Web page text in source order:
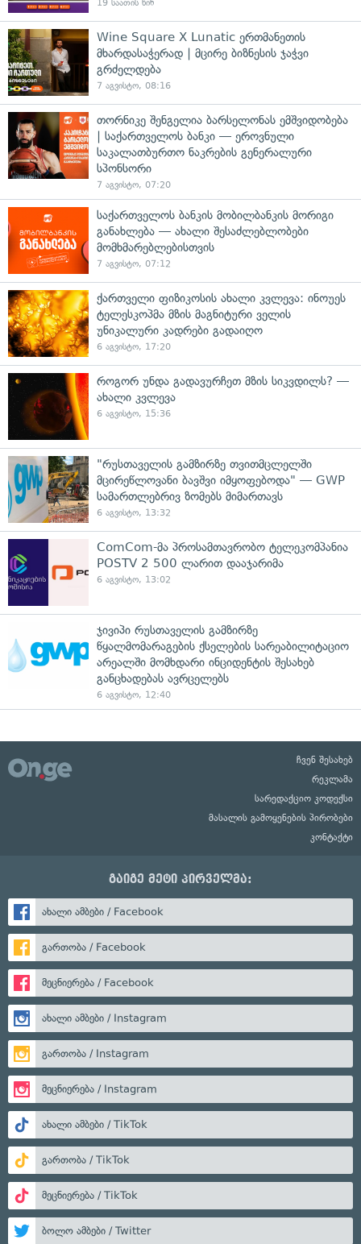
19 საათის წინ
Wine Square X Lunatic ერთმანეთის
მხარდასაჭერად | მცირე ბიზნესის ჯაჭვი
გრძელდება
7 აგვისტო, 08:16
თორნიკე შენგელია ბარსელონას ემშვიდობება
| საქართველოს ბანკი — ეროვნული
საკალათბურთო ნაკრების გენერალური
სპონსორი
7 აგვისტო, 07:20
საქართველოს ბანკის მობილბანკის მორიგი
განახლება — ახალი შესაძლებლობები
მომხმარებლებისთვის
7 აგვისტო, 07:12
ქართველი ფიზიკოსის ახალი კვლევა: ინოუეს
ტელესკოპმა მზის მაგნიტური ველის
უნიკალური კადრები გადაიღო
6 აგვისტო, 17:20
როგორ უნდა გადავურჩეთ მზის სიკვდილს? —
ახალი კვლევა
6 აგვისტო, 15:36
"რუსთაველის გამზირზე თვითმცლელში
მცირეწლოვანი ბავშვი იმყოფებოდა" — GWP
სამართლებრივ ზომებს მიმართავს
6 აგვისტო, 13:32
ComCom-მა პროსამთავრობო ტელეკომპანია
POSTV 2 500 ლარით დააჯარიმა
6 აგვისტო, 13:02
ჯივიპი რუსთაველის გამზირზე
წყალმომარაგების ქსელების სარეაბილიტაციო
არეალში მომხდარი ინციდენტის შესახებ
განცხადებას ავრცელებს
6 აგვისტო, 12:40
ჩვენ შესახებ
რეკლამა
სარედაქციო კოდექსი
მასალის გამოყენების პირობები
კონტაქტი
გაიგე მეტი პირველმა:
ახალი ამბები / Facebook
გართობა / Facebook
მეცნიერება / Facebook
ახალი ამბები / Instagram
გართობა / Instagram
მეცნიერება / Instagram
ახალი ამბები / TikTok
გართობა / TikTok
მეცნიერება / TikTok
ბოლო ამბები / Twitter